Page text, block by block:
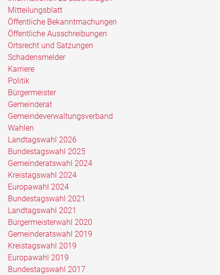
Mitteilungsblatt
Öffentliche Bekanntmachungen
Öffentliche Ausschreibungen
Ortsrecht und Satzungen
Schadensmelder
Karriere
Politik
Bürgermeister
Gemeinderat
Gemeindeverwaltungsverband
Wahlen
Landtagswahl 2026
Bundestagswahl 2025
Gemeinderatswahl 2024
Kreistagswahl 2024
Europawahl 2024
Bundestagswahl 2021
Landtagswahl 2021
Bürgermeisterwahl 2020
Gemeinderatswahl 2019
Kreistagswahl 2019
Europawahl 2019
Bundestagswahl 2017